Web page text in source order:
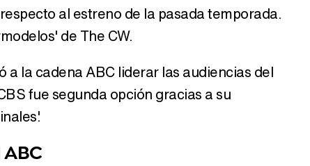
al estreno de la pasada temporada.
de The CW.
a la cadena ABC liderar las audiencias del
fue segunda opción gracias a su